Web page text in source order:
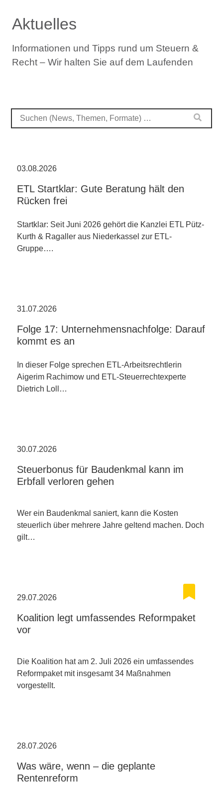
Aktuelles
Informationen und Tipps rund um Steuern &
Recht – Wir halten Sie auf dem Laufenden
03.08.2026
ETL Startklar: Gute Beratung hält den
Rücken frei
Startklar: Seit Juni 2026 gehört die Kanzlei ETL Pütz-
Kurth & Ragaller aus Niederkassel zur ETL-
Gruppe….
31.07.2026
Folge 17: Unternehmensnachfolge: Darauf
kommt es an
In dieser Folge sprechen ETL-Arbeitsrechtlerin
Aigerim Rachimow und ETL-Steuerrechtexperte
Dietrich Loll…
30.07.2026
Steuerbonus für Baudenkmal kann im
Erbfall verloren gehen
Wer ein Baudenkmal saniert, kann die Kosten
steuerlich über mehrere Jahre geltend machen. Doch
gilt…
29.07.2026
Koalition legt umfassendes Reformpaket
vor
Die Koalition hat am 2. Juli 2026 ein umfassendes
Reformpaket mit insgesamt 34 Maßnahmen
vorgestellt.
28.07.2026
Was wäre, wenn – die geplante
Rentenreform